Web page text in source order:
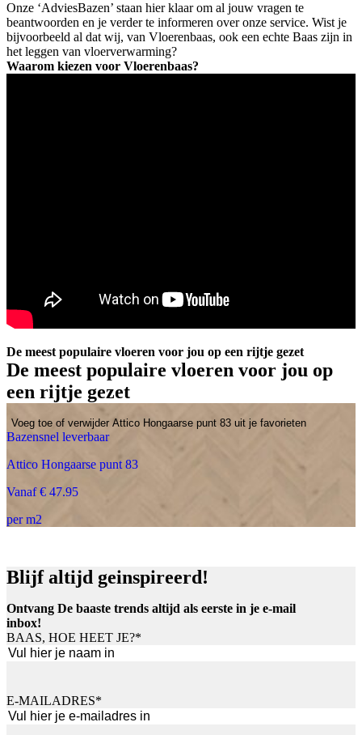
Onze ‘AdviesBazen’ staan hier klaar om al jouw vragen te
beantwoorden en je verder te informeren over onze service. Wist je
bijvoorbeeld al dat wij, van Vloerenbaas, ook een echte Baas zijn in
het leggen van vloerverwarming?
Waarom kiezen voor Vloerenbaas?
De meest populaire vloeren voor jou op een rijtje gezet
De meest populaire vloeren voor jou op
een rijtje gezet
Voeg toe of verwijder Attico Hongaarse punt 83 uit je favorieten
Bazensnel leverbaar
Attico Hongaarse punt 83
Vanaf € 47.95
per m2
Blijf altijd geinspireerd!
Ontvang De baaste trends altijd als eerste in je e-mail
inbox!
BAAS, HOE HEET JE?*
E-MAILADRES*